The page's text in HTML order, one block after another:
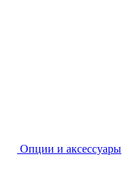
Опции и аксессуары